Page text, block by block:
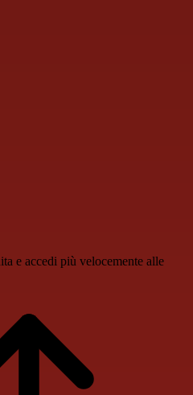
e accedi più velocemente alle